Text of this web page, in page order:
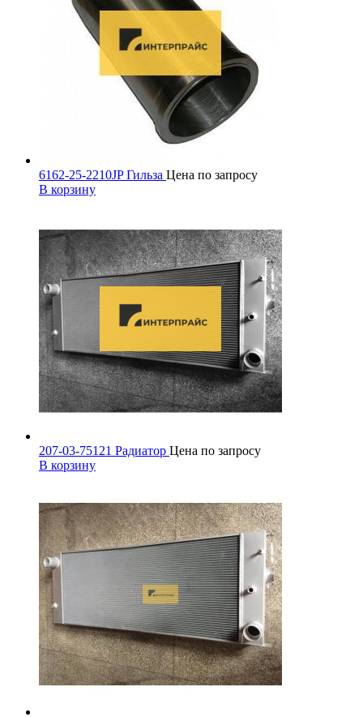
6162-25-2210JP Гильза Цена по запросу
В корзину
207-03-75121 Радиатор Цена по запросу
В корзину